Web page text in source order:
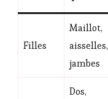
Filles
Maillot,
aisselles,
jambes
Dos,